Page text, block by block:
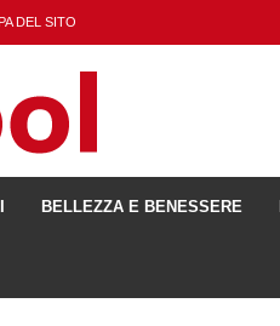
DEL SITO
BELLEZZA E BENESSERE